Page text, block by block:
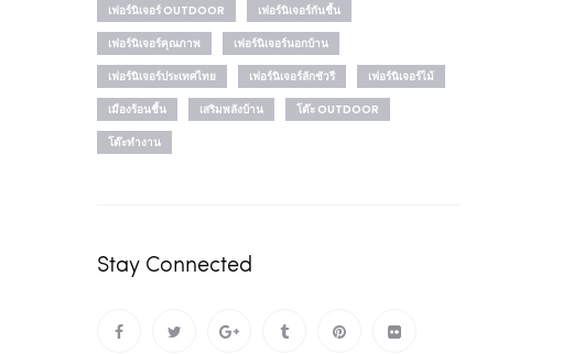
เฟอร์นิเจอร์ OUTDOOR
เฟอร์นิเจอร์กันชื้น
เฟอร์นิเจอร์คุณภาพ
เฟอร์นิเจอร์นอกบ้าน
เฟอร์นิเจอร์ประเทศไทย
เฟอร์นิเจอร์ลักชัวรี
เฟอร์นิเจอร์ไม้
เมืองร้อนชื้น
เสริมพลังบ้าน
โต๊ะ OUTDOOR
โต๊ะทำงาน
Stay Connected